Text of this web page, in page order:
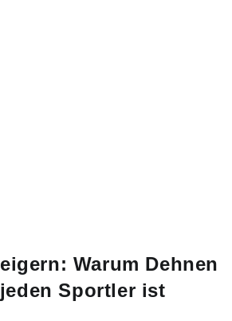
Warum Dehnen
Sportler ist